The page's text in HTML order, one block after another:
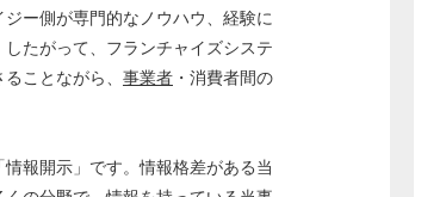
ー側が専門的なノウハウ、経験に
たがって、フランチャイズシステ
ことながら、 事業者 ・消費者間の
報開示」です。情報格差がある当